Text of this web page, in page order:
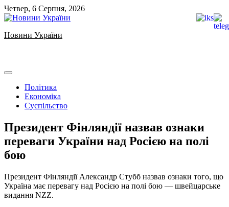
Skip
to
Четвер, 6 Серпня, 2026
Новини України
Політика
Економіка
Суспільство
Президент Фінляндії назвав ознаки
переваги України над Росією на полі
бою
Президент Фінляндії Александр Стубб назвав ознаки того, що
Україна має перевагу над Росією на полі бою — швейцарське
видання NZZ.